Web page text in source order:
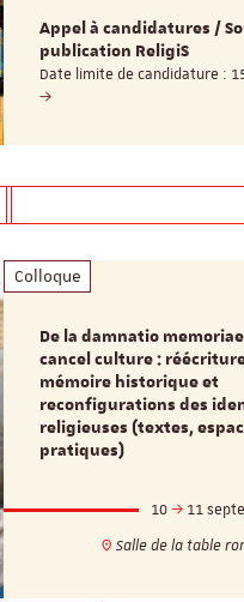
Appel à candidatures /
publication ReligiS
Date limite de candidature :
Colloque
De la damnatio
cancel culture :
mémoire historique et
reconfigurations des
religieuses (textes,
pratiques)
10
11
Salle de la table